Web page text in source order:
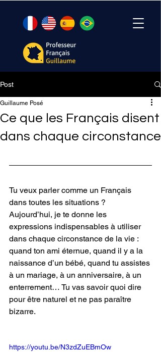
Post
Ce que les Français disent
dans chaque circonstance
Guillaume Posé
Tu veux parler comme un Français
dans toutes les situations ?
Aujourd’hui, je te donne les
expressions indispensables à utiliser
dans chaque circonstance de la vie :
quand ton ami éternue, quand il y a la
naissance d’un bébé, quand tu assistes
à un mariage, à un anniversaire, à un
enterrement… Tu vas savoir quoi dire
pour être naturel et ne pas paraître
bizarre.
https://youtu.be/N3zdZuEBmOw